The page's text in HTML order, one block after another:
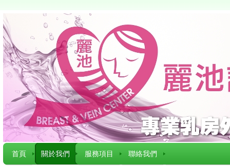
首頁 關於我們 服務項目 聯絡我們